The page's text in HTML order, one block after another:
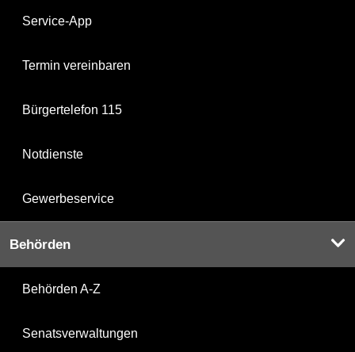
Service-App
Termin vereinbaren
Bürgertelefon 115
Notdienste
Gewerbeservice
Behörden
Behörden A-Z
Senatsverwaltungen